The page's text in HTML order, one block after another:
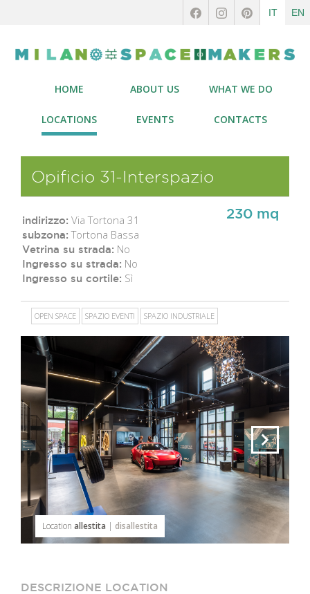
IT EN
HOME ABOUT US WHAT WE DO
LOCATIONS EVENTS CONTACTS
Opificio 31-Interspazio
230 mq
indirizzo: Via Tortona 31
subzona: Tortona Bassa
Vetrina su strada: No
Ingresso su strada: No
Ingresso su cortile: Sì
OPEN SPACE SPAZIO EVENTI SPAZIO INDUSTRIALE
Location allestita | disallestita
DESCRIZIONE LOCATION